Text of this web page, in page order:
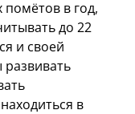
помётов в год,
до 22
и своей
в